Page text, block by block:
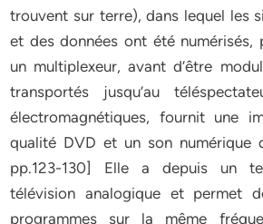
trouvent sur terre), dans lequel les
et des données ont été numérisés,
un multiplexeur, avant d’être
transportés jusqu’au
électromagnétiques, fournit une
qualité DVD et un son numérique
pp.123-130] Elle a depuis un
télévision analogique et permet
programmes sur la même